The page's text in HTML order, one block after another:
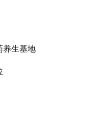
养生基地